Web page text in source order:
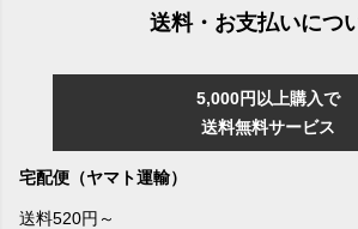
送料・お支払いにつ
5,000円以上購入で
送料無料サービス
宅配便（ヤマト運輸）
送料520円～